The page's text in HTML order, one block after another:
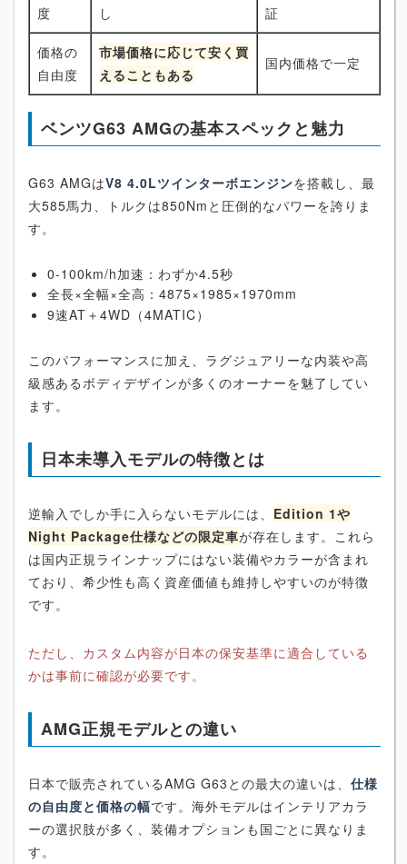
度
し
証
価格の
自由度
市場価格に応じて安く買
えることもある
国内価格で一定
ベンツG63 AMGの基本スペックと魅力
G63 AMGはV8 4.0Lツインターボエンジンを搭載し、最
大585馬力、トルクは850Nmと圧倒的なパワーを誇りま
す。
0-100km/h加速：わずか4.5秒
全長×全幅×全高：4875×1985×1970mm
9速AT＋4WD（4MATIC）
このパフォーマンスに加え、ラグジュアリーな内装や高
級感あるボディデザインが多くのオーナーを魅了してい
ます。
日本未導入モデルの特徴とは
逆輸入でしか手に入らないモデルには、 Edition 1や
Night Package仕様などの限定車が存在します。これら
は国内正規ラインナップにはない装備やカラーが含まれ
ており、希少性も高く資産価値も維持しやすいのが特徴
です。
ただし、カスタム内容が日本の保安基準に適合している
かは事前に確認が必要です。
AMG正規モデルとの違い
日本で販売されているAMG G63との最大の違いは、 仕様
の自由度と価格の幅です。海外モデルはインテリアカラ
ーの選択肢が多く、装備オプションも国ごとに異なりま
す。